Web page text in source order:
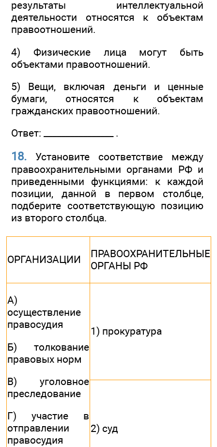
результаты интеллектуальной
деятельности относятся к объектам
правоотношений.
4) Физические лица могут быть
объектами правоотношений.
5) Вещи, включая деньги и ценные
бумаги, относятся к объектам
гражданских правоотношений.
Ответ: ________________ .
18. Установите соответствие между
правоохранительными органами РФ и
приведенными функциями: к каждой
позиции, данной в первом столбце,
подберите соответствующую позицию
из второго столбца.
ОРГАНИЗАЦИИ
ПРАВООХРАНИТЕЛЬНЫЕ
ОРГАНЫ РФ
А)
осуществление
правосудия
Б) толкование
правовых норм
В) уголовное
преследование
Г) участие в
отправлении
правосудия
1) прокуратура
2) суд